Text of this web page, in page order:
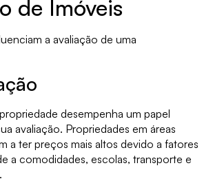
de Imóveis
a avaliação de uma
desempenha um papel
avaliação. Propriedades em áreas
a ter preços mais altos devido a fatores
a comodidades, escolas, transporte e